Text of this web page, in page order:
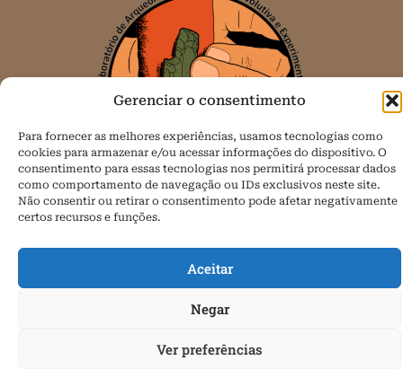
Gerenciar o consentimento
Para fornecer as melhores experiências, usamos tecnologias como
cookies para armazenar e/ou acessar informações do dispositivo. O
consentimento para essas tecnologias nos permitirá processar dados
como comportamento de navegação ou IDs exclusivos neste site.
Não consentir ou retirar o consentimento pode afetar negativamente
certos recursos e funções.
Aceitar
Negar
Ver preferências
Todos os direitos reservados.
Política de Cookies (BR)